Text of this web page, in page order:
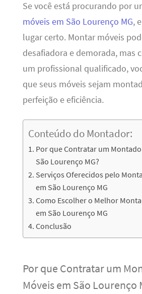
Se você está procurando por
móveis em São Lourenço MG,
lugar certo. Montar móveis
desafiadora e demorada, mas
um profissional qualificado,
que seus móveis sejam
perfeição e eficiência.
Conteúdo do Montador:
Por que Contratar um
São Lourenço MG?
Serviços Oferecidos pelo
em São Lourenço MG
Como Escolher o Melhor
em São Lourenço MG
Conclusão
Por que Contratar um
Móveis em São Lourenço